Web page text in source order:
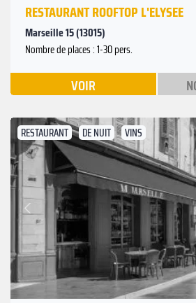
RESTAURANT ROOFTOP L'ELYSEE
Marseille 15 (13015)
Nombre de places : 1-30 pers.
VOIR
RESTAURANT DE NUIT VINS
Précédent